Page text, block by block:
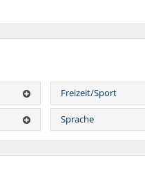
Freizeit/Sport
Sprache